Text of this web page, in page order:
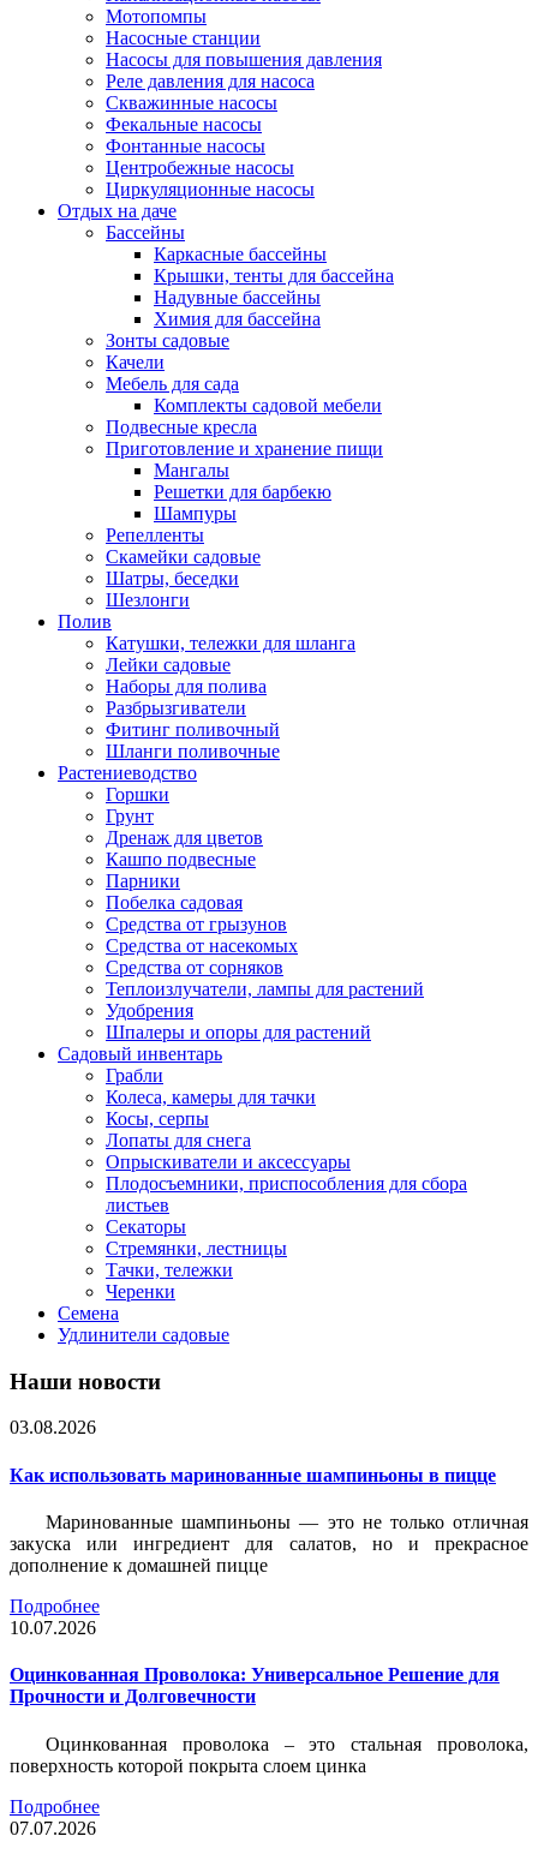
Мотопомпы
Насосные станции
Насосы для повышения давления
Реле давления для насоса
Скважинные насосы
Фекальные насосы
Фонтанные насосы
Центробежные насосы
Циркуляционные насосы
Отдых на даче
Бассейны
Каркасные бассейны
Крышки, тенты для бассейна
Надувные бассейны
Химия для бассейна
Зонты садовые
Качели
Мебель для сада
Комплекты садовой мебели
Подвесные кресла
Приготовление и хранение пищи
Мангалы
Решетки для барбекю
Шампуры
Репелленты
Скамейки садовые
Шатры, беседки
Шезлонги
Полив
Катушки, тележки для шланга
Лейки садовые
Наборы для полива
Разбрызгиватели
Фитинг поливочный
Шланги поливочные
Растениеводство
Горшки
Грунт
Дренаж для цветов
Кашпо подвесные
Парники
Побелка садовая
Средства от грызунов
Средства от насекомых
Средства от сорняков
Теплоизлучатели, лампы для растений
Удобрения
Шпалеры и опоры для растений
Садовый инвентарь
Грабли
Колеса, камеры для тачки
Косы, серпы
Лопаты для снега
Опрыскиватели и аксессуары
Плодосъемники, приспособления для сбора
листьев
Секаторы
Стремянки, лестницы
Тачки, тележки
Черенки
Семена
Удлинители садовые
Наши новости
03.08.2026
Как использовать маринованные шампиньоны в пицце
Маринованные шампиньоны — это не только отличная
закуска или ингредиент для салатов, но и прекрасное
дополнение к домашней пицце
Подробнее
10.07.2026
Оцинкованная Проволока: Универсальное Решение для
Прочности и Долговечности
Оцинкованная проволока – это стальная проволока,
поверхность которой покрыта слоем цинка
Подробнее
07.07.2026